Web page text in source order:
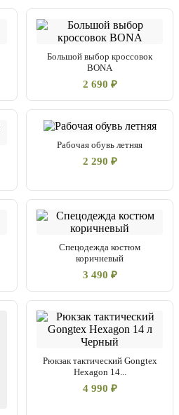
Большой выбор кроссовок
BONA
2 690 ₽
Рабочая обувь летняя
2 290 ₽
Спецодежда костюм
коричневый
3 490 ₽
Рюкзак тактический Gongtex
Hexagon 14...
4 990 ₽